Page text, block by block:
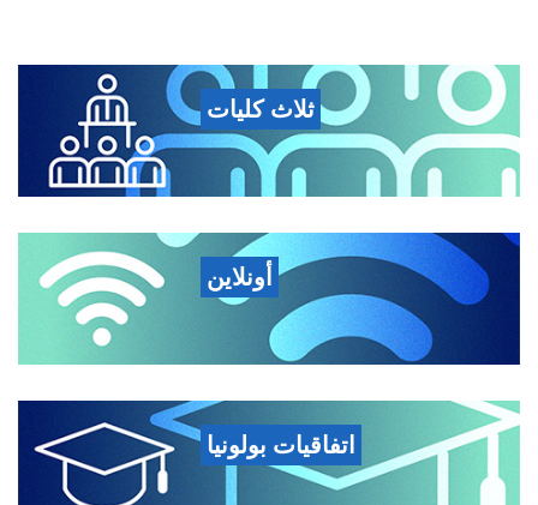
ثلاث كليات
أونلاين
اتفاقيات بولونيا